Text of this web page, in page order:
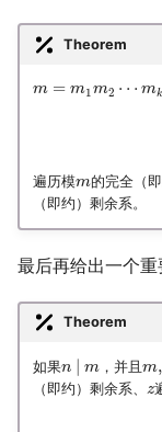
Theorem
m = m1m2 ⋯ mk
遍历模m的完全（
（即约）剩余系。
最后再给出一个重
Theorem
如果n ∣ m ，并且m,
（即约）剩余系、 z